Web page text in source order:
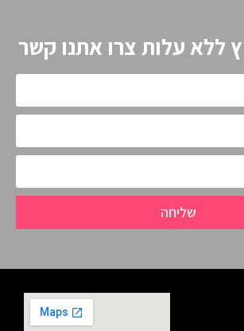
ללא עלות צרו אתנו קשר
שליחה